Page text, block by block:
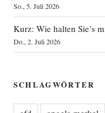
So., 5. Juli 2026
Kurz: Wie halten Sie’s
Do., 2. Juli 2026
SCHLAGWÖRTER